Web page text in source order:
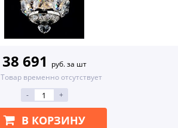
38 691
руб. за шт
Товар временно отсутствует
-
+
В КОРЗИНУ